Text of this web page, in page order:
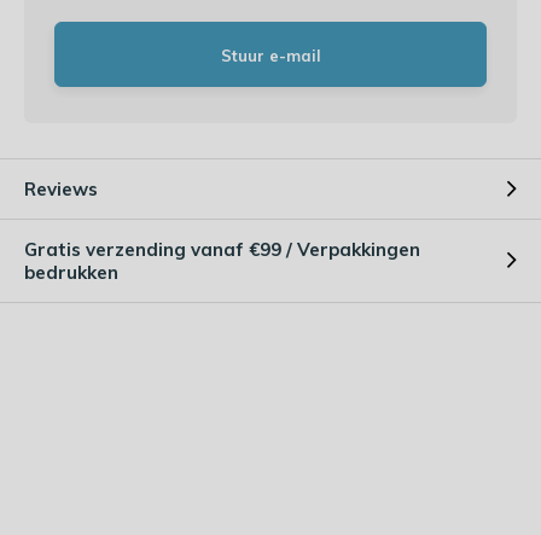
Stuur e-mail
Reviews
Gratis verzending vanaf €99 / Verpakkingen
bedrukken